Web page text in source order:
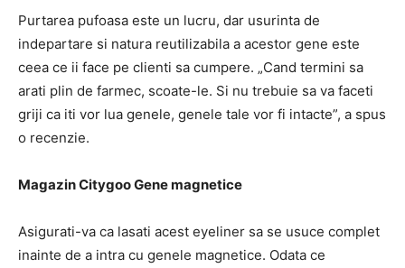
Purtarea pufoasa este un lucru, dar usurinta de
indepartare si natura reutilizabila a acestor gene este
ceea ce ii face pe clienti sa cumpere. „Cand termini sa
arati plin de farmec, scoate-le. Si nu trebuie sa va faceti
griji ca iti vor lua genele, genele tale vor fi intacte”, a spus
o recenzie.
Magazin Citygoo Gene magnetice
Asigurati-va ca lasati acest eyeliner sa se usuce complet
inainte de a intra cu genele magnetice. Odata ce